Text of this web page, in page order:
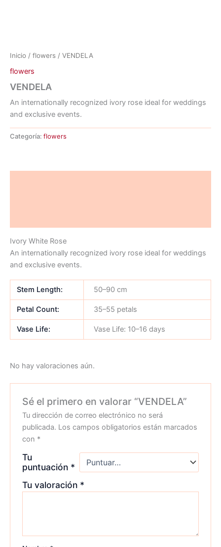
Inicio / flowers / VENDELA
flowers
VENDELA
An internationally recognized ivory rose ideal for weddings
and exclusive events.
Categoría: flowers
Ivory White Rose
An internationally recognized ivory rose ideal for weddings
and exclusive events.
Stem Length: 50–90 cm
Petal Count: 35–55 petals
Vase Life: Vase Life: 10–16 days
No hay valoraciones aún.
Sé el primero en valorar “VENDELA”
Tu dirección de correo electrónico no será
publicada. Los campos obligatorios están marcados
con *
Tu
puntuación *
Tu valoración *